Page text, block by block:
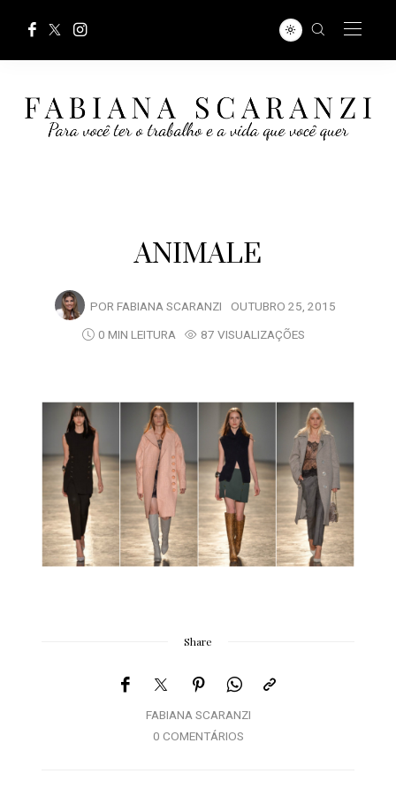
ANIMALE
POR FABIANA SCARANZI OUTUBRO 25, 2015
0 MIN LEITURA
87 VISUALIZAÇÕES
Share
FABIANA SCARANZI
0 COMENTÁRIOS